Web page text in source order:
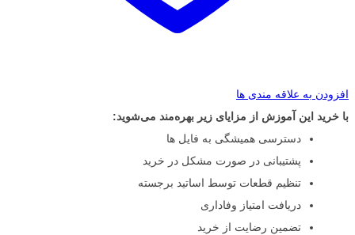
افزودن به علاقه مندی ها
با خرید این آموزش از مزایای زیر بهره‌مند می‌شوید:
دسترسی همیشگی به فایل ها
پشتیبانی در صورت مشکل در خرید
تنظیم قطعات توسط اساتید برجسته
دریافت امتیاز وفاداری
تضمین رضایت از خرید